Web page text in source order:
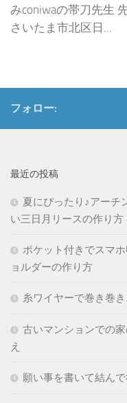
みconiwaの帯刀先生
さいたま市北区日...
フォロー:
最近の投稿
夏にぴったり♪アーチ
い三日月リースの作り方
ポケット付きでスマ
ョルダーの作り方
糸ワイヤーで巻き巻
古いマンションでの
え
願い事を書いて結ん